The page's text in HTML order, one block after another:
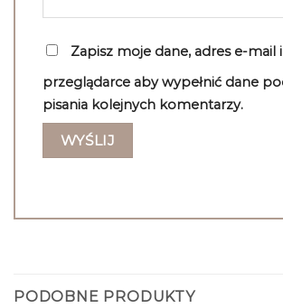
Zapisz moje dane, adres e-mail
przeglądarce aby wypełnić dane
pisania kolejnych komentarzy.
PODOBNE PRODUKTY